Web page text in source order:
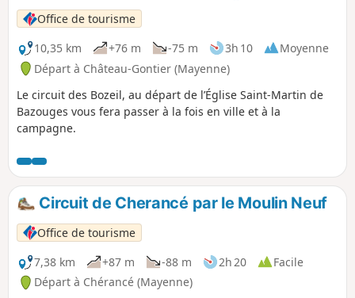
Office de tourisme
10,35 km
+76 m -75 m 3h 10
Moyenne
Départ à Château-Gontier (Mayenne)
Le circuit des Bozeil, au départ de l’Église Saint-Martin de
Bazouges vous fera passer à la fois en ville et à la
campagne.
Circuit de Cherancé par le Moulin Neuf
Office de tourisme
7,38 km
+87 m -88 m 2h 20
Facile
Départ à Chérancé (Mayenne)